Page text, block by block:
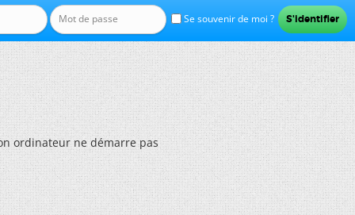
Se souvenir de moi ?
ordinateur ne démarre pas